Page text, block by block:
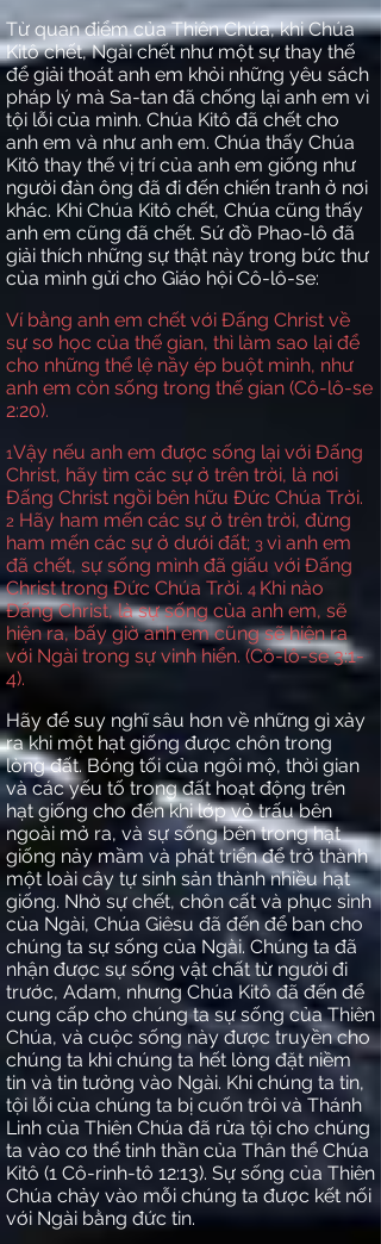
Từ quan điểm của Thiên Chúa, khi Chúa
Kitô chết, Ngài chết như một sự thay thế
để giải thoát anh em khỏi những yêu sách
pháp lý mà Sa-tan đã chống lại anh em vì
tội lỗi của mình. Chúa Kitô đã chết cho
anh em và như anh em. Chúa thấy Chúa
Kitô thay thế vị trí của anh em giống như
người đàn ông đã đi đến chiến tranh ở nơi
khác. Khi Chúa Kitô chết, Chúa cũng thấy
anh em cũng đã chết. Sứ đồ Phao-lô đã
giải thích những sự thật này trong bức thư
của mình gửi cho Giáo hội Cô-lô-se:
Ví bằng anh em chết với Đấng Christ về
sự sơ học của thế gian, thì làm sao lại để
cho những thể lệ nầy ép buột mình, như
anh em còn sống trong thế gian (Cô-lô-se
2:20).
1Vậy nếu anh em được sống lại với Đấng
Christ, hãy tìm các sự ở trên trời, là nơi
Đấng Christ ngồi bên hữu Đức Chúa Trời.
2 Hãy ham mến các sự ở trên trời, đừng
ham mến các sự ở dưới đất; 3vì anh em
đã chết, sự sống mình đã giấu với Đấng
Christ trong Đức Chúa Trời. 4 Khi nào
Đấng Christ, là sự sống của anh em, sẽ
hiện ra, bấy giờ anh em cũng sẽ hiện ra
với Ngài trong sự vinh hiển. (Cô-lô-se 3:1-
4).
Hãy để suy nghĩ sâu hơn về những gì xảy
ra khi một hạt giống được chôn trong
lòng đất. Bóng tối của ngôi mộ, thời gian
và các yếu tố trong đất hoạt động trên
hạt giống cho đến khi lớp vỏ trấu bên
ngoài mở ra, và sự sống bên trong hạt
giống nảy mầm và phát triển để trở thành
một loài cây tự sinh sản thành nhiều hạt
giống. Nhờ sự chết, chôn cất và phục sinh
của Ngài, Chúa Giêsu đã đến để ban cho
chúng ta sự sống của Ngài. Chúng ta đã
nhận được sự sống vật chất từ người đi
trước, Adam, nhưng Chúa Kitô đã đến để
cung cấp cho chúng ta sự sống của Thiên
Chúa, và cuộc sống này được truyền cho
chúng ta khi chúng ta hết lòng đặt niềm
tin và tin tưởng vào Ngài. Khi chúng ta tin,
tội lỗi của chúng ta bị cuốn trôi và Thánh
Linh của Thiên Chúa đã rửa tội cho chúng
ta vào cơ thể tinh thần của Thân thể Chúa
Kitô (1 Cô-rinh-tô 12:13). Sự sống của Thiên
Chúa chảy vào mỗi chúng ta được kết nối
với Ngài bằng đức tin.